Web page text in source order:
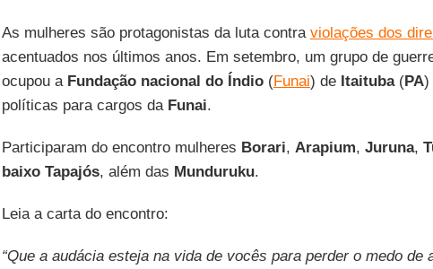
As mulheres são protagonistas da luta contra violações dos
acentuados nos últimos anos. Em setembro, um grupo de
ocupou a Fundação nacional do Índio(Funai) de Itaituba(PA)
políticas para cargos da Funai.
Participaram do encontro mulheres Borari, Arapium, Juruna,
baixo Tapajós, além das Munduruku.
Leia a carta do encontro:
“Que a audácia esteja na vida de vocês para perder o medo de